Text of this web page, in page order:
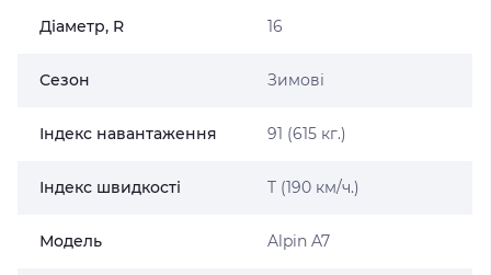
Діаметр, R 16
Сезон Зимові
Індекс навантаження 91 (615 кг.)
Індекс швидкості T (190 км/ч.)
Модель Alpin A7